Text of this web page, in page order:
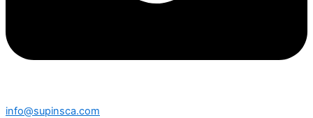
info@supinsca.com